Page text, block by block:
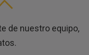
de nuestro equipo,